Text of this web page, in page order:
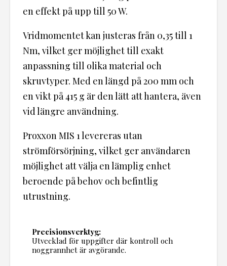
en effekt på upp till 50 W.
Vridmomentet kan justeras från 0,35 till 1
Nm, vilket ger möjlighet till exakt
anpassning till olika material och
skruvtyper. Med en längd på 200 mm och
en vikt på 415 g är den lätt att hantera, även
vid längre användning.
Proxxon MIS 1 levereras utan
strömförsörjning, vilket ger användaren
möjlighet att välja en lämplig enhet
beroende på behov och befintlig
utrustning.
Precisionsverktyg:
Utvecklad för uppgifter där kontroll och
noggrannhet är avgörande.